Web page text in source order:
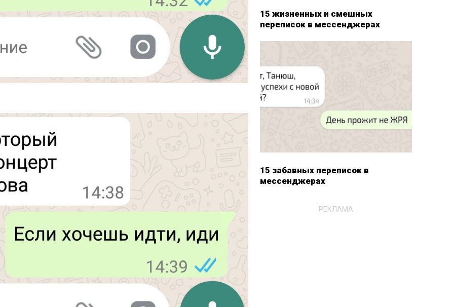
15 жизненных и смешных
переписок в мессенджерах
15 забавных переписок в
мессенджерах
РЕКЛАМА